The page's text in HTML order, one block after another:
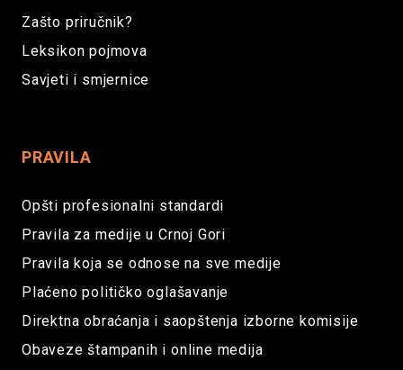
Zašto priručnik?
Leksikon pojmova
Savjeti i smjernice
PRAVILA
Opšti profesionalni standardi
Pravila za medije u Crnoj Gori
Pravila koja se odnose na sve medije
Plaćeno političko oglašavanje
Direktna obraćanja i saopštenja izborne komisije
Obaveze štampanih i online medija